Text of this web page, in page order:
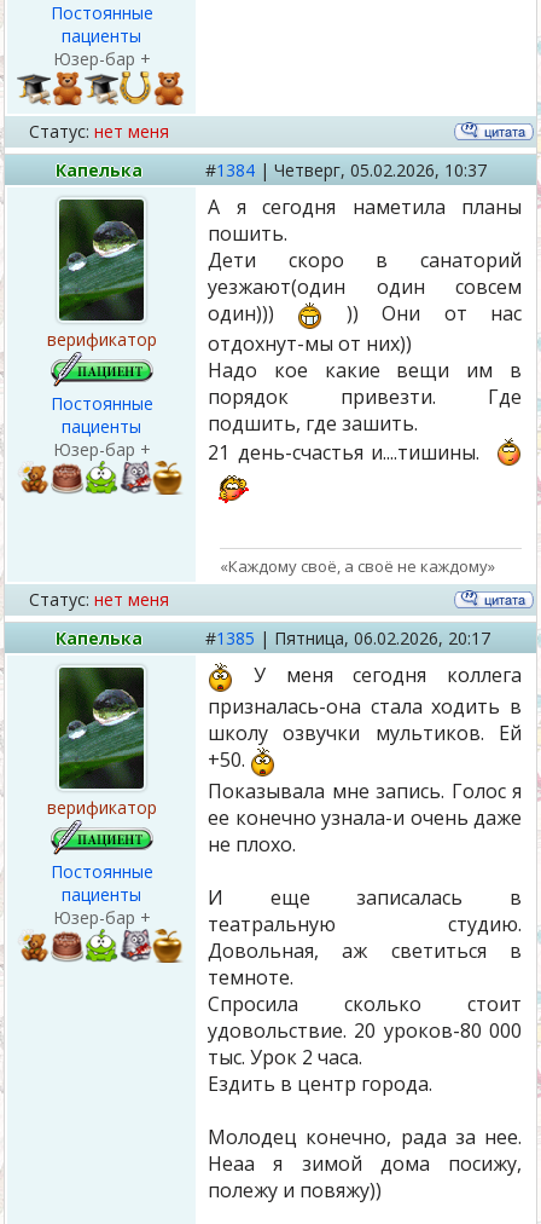
Постоянные
пациенты
Юзер-бар +
Статус: нет меня
Капелька
#1384 | Четверг, 05.02.2026, 10:37
верификатор
Постоянные
пациенты
Юзер-бар +
А я сегодня наметила планы
пошить.
Дети скоро в санаторий
уезжают(один один совсем
один)))
)) Они от нас
отдохнут-мы от них))
Надо кое какие вещи им в
порядок привезти. Где
подшить, где зашить.
21 день-счастья и....тишины.
«Каждому своё, а своё не каждому»
Статус: нет меня
Капелька
#1385 | Пятница, 06.02.2026, 20:17
верификатор
Постоянные
пациенты
Юзер-бар +
У меня сегодня коллега
призналась-она стала ходить в
школу озвучки мультиков. Ей
+50.
Показывала мне запись. Голос я
ее конечно узнала-и очень даже
не плохо.
И еще записалась в
театральную студию.
Довольная, аж светиться в
темноте.
Спросила сколько стоит
удовольствие. 20 уроков-80 000
тыс. Урок 2 часа.
Ездить в центр города.
Молодец конечно, рада за нее.
Неаа я зимой дома посижу,
полежу и повяжу))